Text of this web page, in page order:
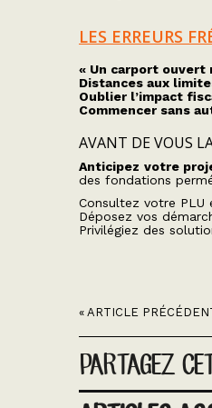
LES ERREURS
« Un carport ouvert
Distances aux
Oublier l’impact
Commencer sans
AVANT DE VOUS
Anticipez votre
des fondations
Consultez votre PLU
Déposez vos
Privilégiez des
« ARTICLE
PARTAGEZ